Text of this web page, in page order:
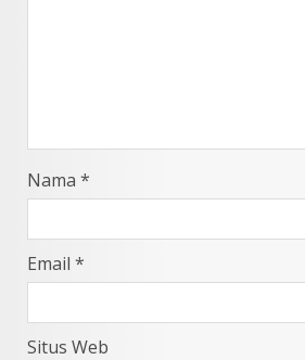
Nama *
Email *
Situs Web